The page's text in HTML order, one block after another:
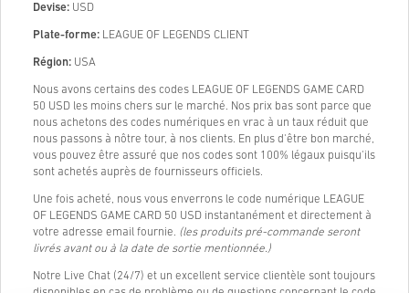
Devise: USD
Plate-forme: LEAGUE OF LEGENDS CLIENT
Région: USA
Nous avons certains des codes LEAGUE OF LEGENDS GAME CARD
50 USD les moins chers sur le marché. Nos prix bas sont parce que
nous achetons des codes numériques en vrac à un taux réduit que
nous passons à nôtre tour, à nos clients. En plus d'être bon marché,
vous pouvez être assuré que nos codes sont 100% légaux puisqu'ils
sont achetés auprès de fournisseurs officiels.
Une fois acheté, nous vous enverrons le code numérique LEAGUE
OF LEGENDS GAME CARD 50 USD instantanément et directement à
votre adresse email fournie. (les produits pré-commande seront
livrés avant ou à la date de sortie mentionnée.)
Notre Live Chat (24/7) et un excellent service clientèle sont toujours